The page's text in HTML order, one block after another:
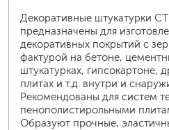
Декоративные штукатурки
предназначены для
декоративных покрытий с
фактурой на бетоне,
штукатурках, гипсокартоне,
плитах и т.д. внутри и
Рекомендованы для систем
пенополистирольными
Образуют прочные,